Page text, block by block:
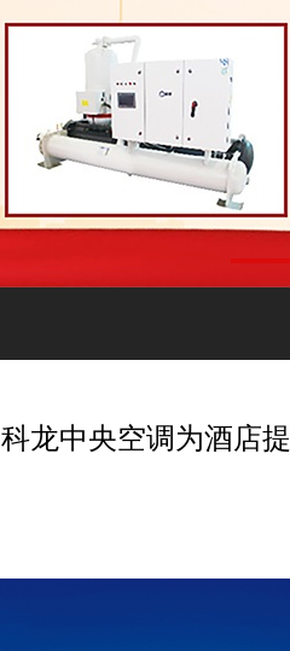
科龙中央空调为酒店